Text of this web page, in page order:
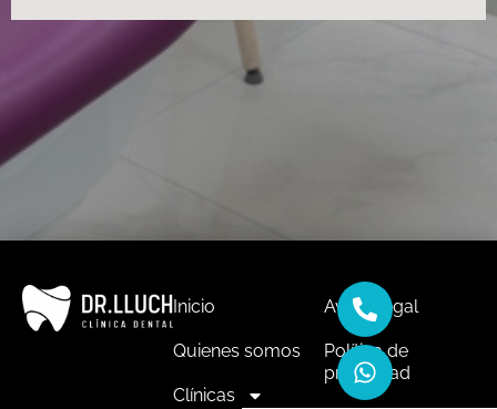
Inicio
Quienes somos
Clínicas
Aviso Legal
Política de
privacidad